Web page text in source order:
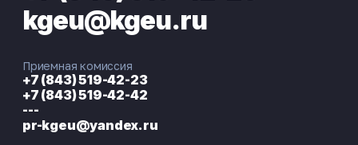
kgeu@kgeu.ru
Приемная комиссия
+7 (843) 519-42-23
+7 (843) 519-42-42
---
pr-kgeu@yandex.ru